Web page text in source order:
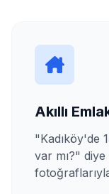
Akıllı
"Kadıköy'de
var mı?"